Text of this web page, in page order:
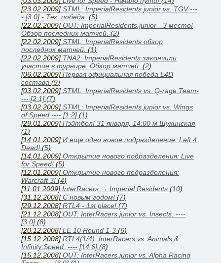
[23.02.2009] STML: ImperialResidents.junior vs. TGV ---
- [3:0] - Тех. победа. (5)
[22.02.2009] OUT: ImperialResidents.junior - 3 место!
Обзор последних матчей. (2)
[22.02.2009] STML: ImperialResidents обзор
последних матчей. (1)
[22.02.2009] TNA2: ImperialResidents закончили
участие в турнире. Обзор матчей. (2)
[06.02.2009] Первая официальная победа L4D
состава (9)
[03.02.2009] STML: ImperialResidents vs. Q-rage Team-
--- [2:1] (7)
[03.02.2009] STML: ImperialResidents.junior vs. Wings
of Speed ---- [1:2] (1)
[29.01.2009] Пэйтбол! 31 января, 14:00 м.Щукинская
(1)
[14.01.2009] И еще одно новое подразделение: Left 4
Dead! (5)
[14.01.2009] Открытие нового подразделения: Live
for Speed! (5)
[12.01.2009] Открытие нового подразделения:
Warcraft 3! (4)
[11.01.2009] InterRacers → Imperial Residents (10)
[31.12.2008] C новым годом! (7)
[29.12.2008] RTL4 - 1st place! (7)
[21.12.2008] OUT: InterRacers.junior vs. Insects. ----
[3:0] (8)
[20.12.2008] LE 10 Round 1-3 (6)
[15.12.2008] RTL4(1/4): InterRacers vs. Animals &
Infinity Speed. ---- [14:6] (8)
[15.12.2008] OUT: InterRacers.junior vs. Alpha Racing